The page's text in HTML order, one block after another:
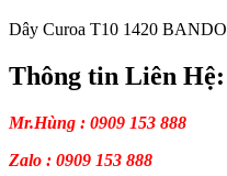
Dây Curoa T10 1420 BANDO
Thông tin Liên Hệ:
Mr.Hùng : 0909 153 888
Zalo : 0909 153 888